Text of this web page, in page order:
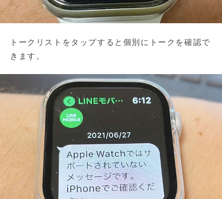
トークリストをタップすると個別にトークを確認で
きます。